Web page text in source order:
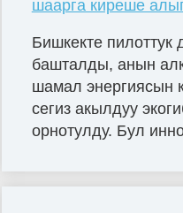
шаарга киреше
Бишкекте пилоттук
башталды, анын
шамал энергиясын
сегиз акылдуу
орнотулду. Бул